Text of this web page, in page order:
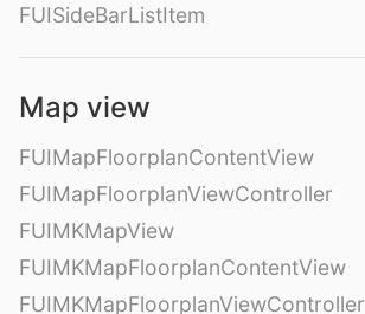
FUISideBarListItem
Map view
FUIMapFloorplanContentView
FUIMapFloorplanViewController
FUIMKMapView
FUIMKMapFloorplanContentView
FUIMKMapFloorplanViewController